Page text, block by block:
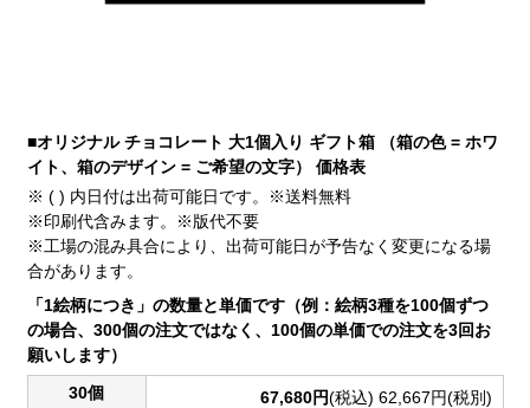
■オリジナル チョコレート 大1個入り ギフト箱 （箱の色 = ホワ
イト、箱のデザイン = ご希望の文字） 価格表
※ ( ) 内日付は出荷可能日です。※送料無料
※印刷代含みます。※版代不要
※工場の混み具合により、出荷可能日が予告なく変更になる場
合があります。
「1絵柄につき」の数量と単価です（例：絵柄3種を100個ずつ
の場合、300個の注文ではなく、100個の単価での注文を3回お
願いします）
30個
67,680円(税込) 62,667円(税別)